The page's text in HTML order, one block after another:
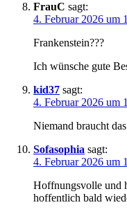
FrauC sagt:
4. Februar 2026 um
Frankenstein???
Ich wünsche gute
kid37 sagt:
4. Februar 2026 um
Niemand braucht
Sofasophia sagt:
4. Februar 2026 um
Hoffnungsvolle und
hoffentlich bald